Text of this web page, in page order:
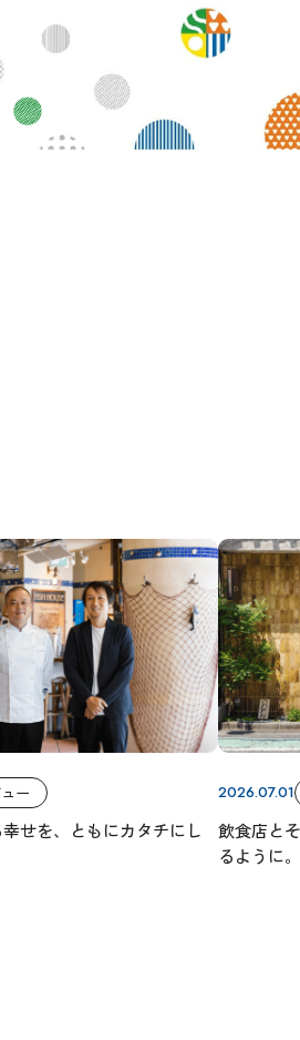
ー
せを、ともにカタチにし
2026.07.01
飲食店と
るように。